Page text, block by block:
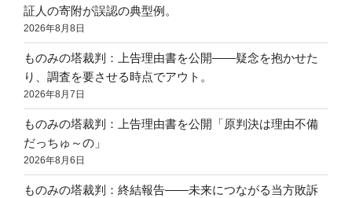
証人の寄附が誤認の典型例。
2026年8月8日
ものみの塔裁判：上告理由書を公開——疑念を抱かせた
り、調査を要させる時点でアウト。
2026年8月7日
ものみの塔裁判：上告理由書を公開「原判決は理由不備
だっちゅ～の」
2026年8月6日
ものみの塔裁判：終結報告——未来につながる当方敗訴